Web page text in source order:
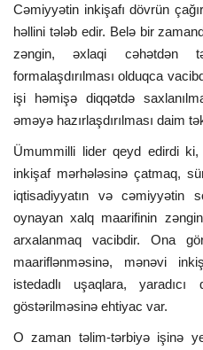
Cəmiyyətin inkişafı dövrün
həllini tələb edir. Belə bir
zəngin, əxlaqi cəhətdən
formalaşdırılması olduqca
işi həmişə diqqətdə
əməyə hazırlaşdırılması daim
Ümummilli lider qeyd edirdi
inkişaf mərhələsinə çatmaq,
iqtisadiyyatın və cəmiyyətin
oynayan xalq maarifinin
arxalanmaq vacibdir. Ona
maariflənməsinə, mənəvi
istedadlı uşaqlara,
göstərilməsinə ehtiyac var.
O zaman təlim-tərbiyə işinə